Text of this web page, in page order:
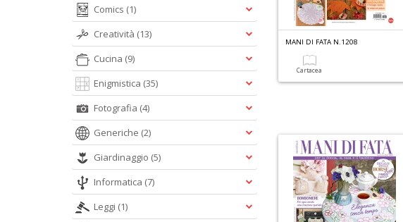
MANI DI FATA N.1208
Cartacea
Comics (1)
Creatività (13)
Cucina (9)
Enigmistica (35)
Fotografia (4)
Generiche (2)
Giardinaggio (5)
Informatica (7)
Leggi (1)